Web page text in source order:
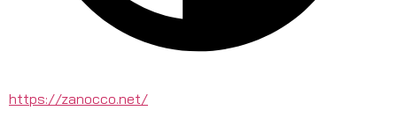
https://zanocco.net/